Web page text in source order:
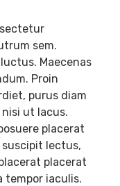
sem.
Maecenas
Proin
purus diam
ut lacus.
placerat
lectus,
placerat
tempor iaculis.